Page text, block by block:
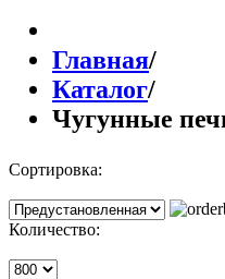
Главная/
Каталог/
Чугунные
Сортировка:
Количество: